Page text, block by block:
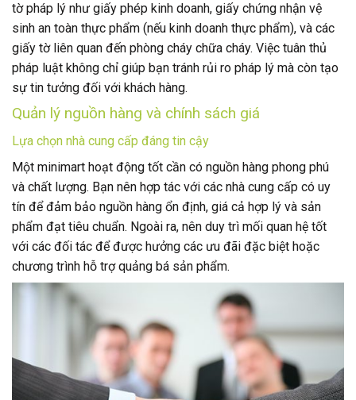
tờ pháp lý như giấy phép kinh doanh, giấy chứng nhận vệ
sinh an toàn thực phẩm (nếu kinh doanh thực phẩm), và các
giấy tờ liên quan đến phòng cháy chữa cháy. Việc tuân thủ
pháp luật không chỉ giúp bạn tránh rủi ro pháp lý mà còn tạo
sự tin tưởng đối với khách hàng.
Quản lý nguồn hàng và chính sách giá
Lựa chọn nhà cung cấp đáng tin cậy
Một minimart hoạt động tốt cần có nguồn hàng phong phú
và chất lượng. Bạn nên hợp tác với các nhà cung cấp có uy
tín để đảm bảo nguồn hàng ổn định, giá cả hợp lý và sản
phẩm đạt tiêu chuẩn. Ngoài ra, nên duy trì mối quan hệ tốt
với các đối tác để được hưởng các ưu đãi đặc biệt hoặc
chương trình hỗ trợ quảng bá sản phẩm.